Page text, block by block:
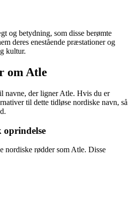
og betydning, som disse berømte
deres enestående præstationer og
kultur.
om Atle
navne, der ligner Atle. Hvis du er
til dette tidløse nordiske navn, så
oprindelse
nordiske rødder som Atle. Disse